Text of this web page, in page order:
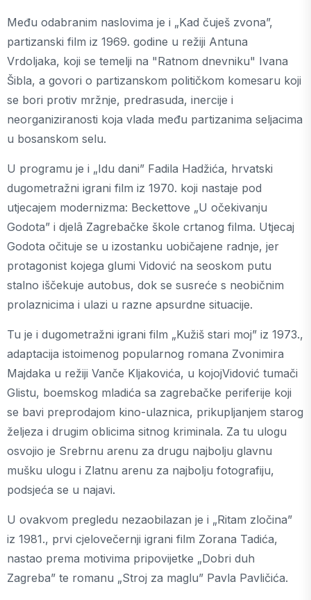
Među odabranim naslovima je i „Kad čuješ zvona”,
partizanski film iz 1969. godine u režiji Antuna
Vrdoljaka, koji se temelji na "Ratnom dnevniku" Ivana
Šibla, a govori o partizanskom političkom komesaru koji
se bori protiv mržnje, predrasuda, inercije i
neorganiziranosti koja vlada među partizanima seljacima
u bosanskom selu.
U programu je i „Idu dani” Fadila Hadžića, hrvatski
dugometražni igrani film iz 1970. koji nastaje pod
utjecajem modernizma: Beckettove „U očekivanju
Godota” i djelâ Zagrebačke škole crtanog filma. Utjecaj
Godota očituje se u izostanku uobičajene radnje, jer
protagonist kojega glumi Vidović na seoskom putu
stalno iščekuje autobus, dok se susreće s neobičnim
prolaznicima i ulazi u razne apsurdne situacije.
Tu je i dugometražni igrani film „Kužiš stari moj” iz 1973.,
adaptacija istoimenog popularnog romana Zvonimira
Majdaka u režiji Vanče Kljakovića, u kojojVidović tumači
Glistu, boemskog mladića sa zagrebačke periferije koji
se bavi preprodajom kino-ulaznica, prikupljanjem starog
željeza i drugim oblicima sitnog kriminala. Za tu ulogu
osvojio je Srebrnu arenu za drugu najbolju glavnu
mušku ulogu i Zlatnu arenu za najbolju fotografiju,
podsjeća se u najavi.
U ovakvom pregledu nezaobilazan je i „Ritam zločina”
iz 1981., prvi cjelovečernji igrani film Zorana Tadića,
nastao prema motivima pripovijetke „Dobri duh
Zagreba” te romanu „Stroj za maglu” Pavla Pavličića.